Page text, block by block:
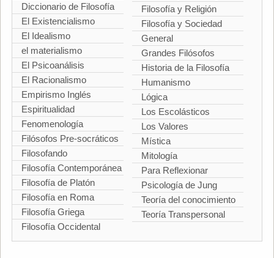
Diccionario de Filosofía
El Existencialismo
El Idealismo
el materialismo
El Psicoanálisis
El Racionalismo
Empirismo Inglés
Espiritualidad
Fenomenología
Filósofos Pre-socráticos
Filosofando
Filosofía Contemporánea
Filosofía de Platón
Filosofía en Roma
Filosofía Griega
Filosofía Occidental
Filosofía y Religión
Filosofía y Sociedad
General
Grandes Filósofos
Historia de la Filosofía
Humanismo
Lógica
Los Escolásticos
Los Valores
Mística
Mitología
Para Reflexionar
Psicología de Jung
Teoría del conocimiento
Teoría Transpersonal